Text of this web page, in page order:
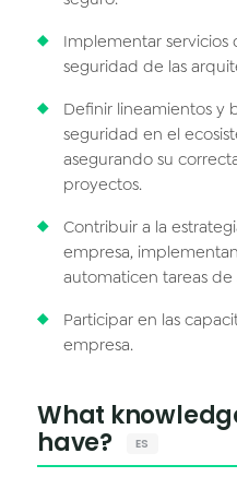
Implementar servicios
seguridad de las
Definir lineamientos y
seguridad en el
asegurando su
proyectos.
Contribuir a la
empresa,
automaticen tareas de
Participar en las
empresa.
What
have?
ES